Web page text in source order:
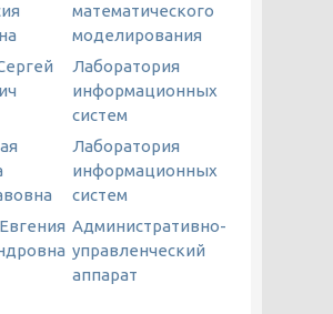
математического
моделирования
Лаборатория
информационных
систем
Лаборатория
информационных
систем
Административно-
управленческий
аппарат